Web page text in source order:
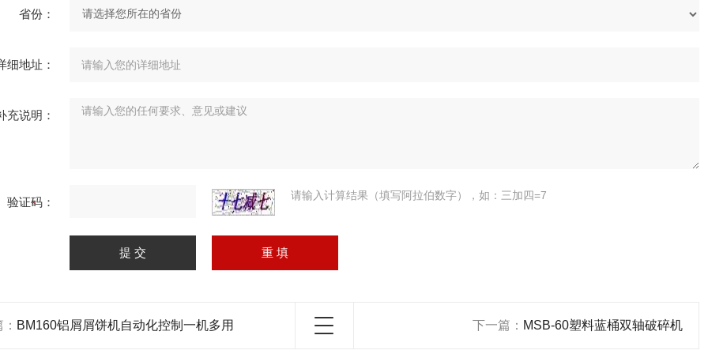
省份：
细地址：
充说明：
验证码： 请输入计算结果（填写阿拉伯数字），如：三加四=7
BM160铝屑屑饼机自动化控制一机多用 下一篇： MSB-60塑料蓝桶双轴破碎机